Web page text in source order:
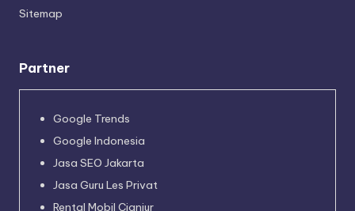
Sitemap
Partner
Google Trends
Google Indonesia
Jasa SEO Jakarta
Jasa Guru Les Privat
Rental Mobil Cianjur